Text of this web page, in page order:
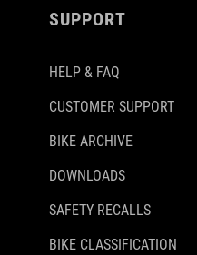
SUPPORT
HELP & FAQ
CUSTOMER SUPPORT
BIKE ARCHIVE
DOWNLOADS
SAFETY RECALLS
BIKE CLASSIFICATION